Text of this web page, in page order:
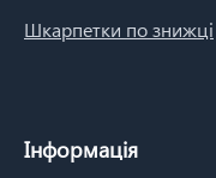
Шкарпетки по знижці
Інформація